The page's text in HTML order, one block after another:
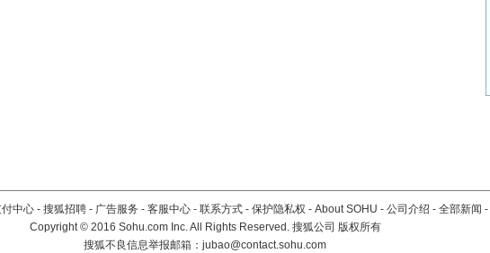
中心 - 搜狐招聘 - 广告服务 - 客服中心 - 联系方式 - 保护隐私权 - About SOHU - 公司介绍 - 全部新闻 -
Copyright©2016 Sohu.com Inc. All Rights Reserved. 搜狐公司 版权所有
搜狐不良信息举报邮箱： jubao@contact.sohu.com